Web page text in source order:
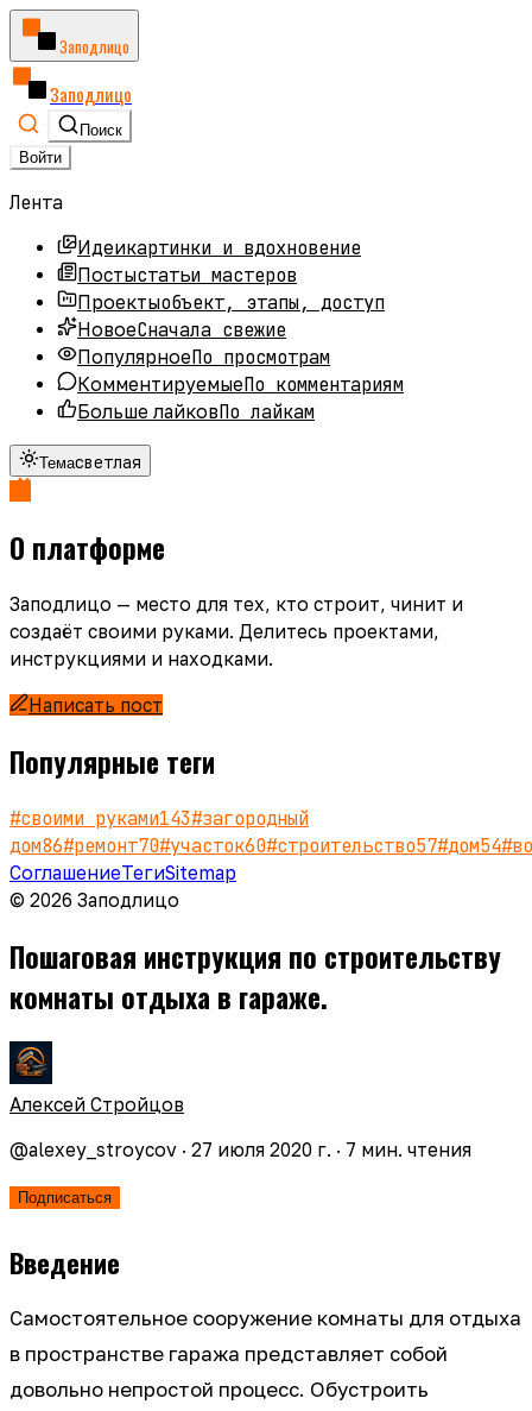
Заподлицо
Заподлицо
Поиск
Войти
Лента
Идеикартинки и вдохновение
Постыстатьи мастеров
Проектыобъект, этапы, доступ
НовоеСначала свежие
ПопулярноеПо просмотрам
КомментируемыеПо комментариям
Больше лайковПо лайкам
Темасветлая
О платформе
Заподлицо — место для тех, кто строит, чинит и
создаёт своими руками. Делитесь проектами,
инструкциями и находками.
Написать пост
Популярные теги
#своими руками143#загородный
дом86#ремонт70#участок60#строительство57#дом54#
СоглашениеТегиSitemap
© 2026 Заподлицо
Пошаговая инструкция по строительству
комнаты отдыха в гараже.
Алексей Стройцов
@alexey_stroycov · 27 июля 2020 г. · 7 мин. чтения
Подписаться
Введение
Самостоятельное сооружение комнаты для отдыха
в пространстве гаража представляет собой
довольно непростой процесс. Обустроить